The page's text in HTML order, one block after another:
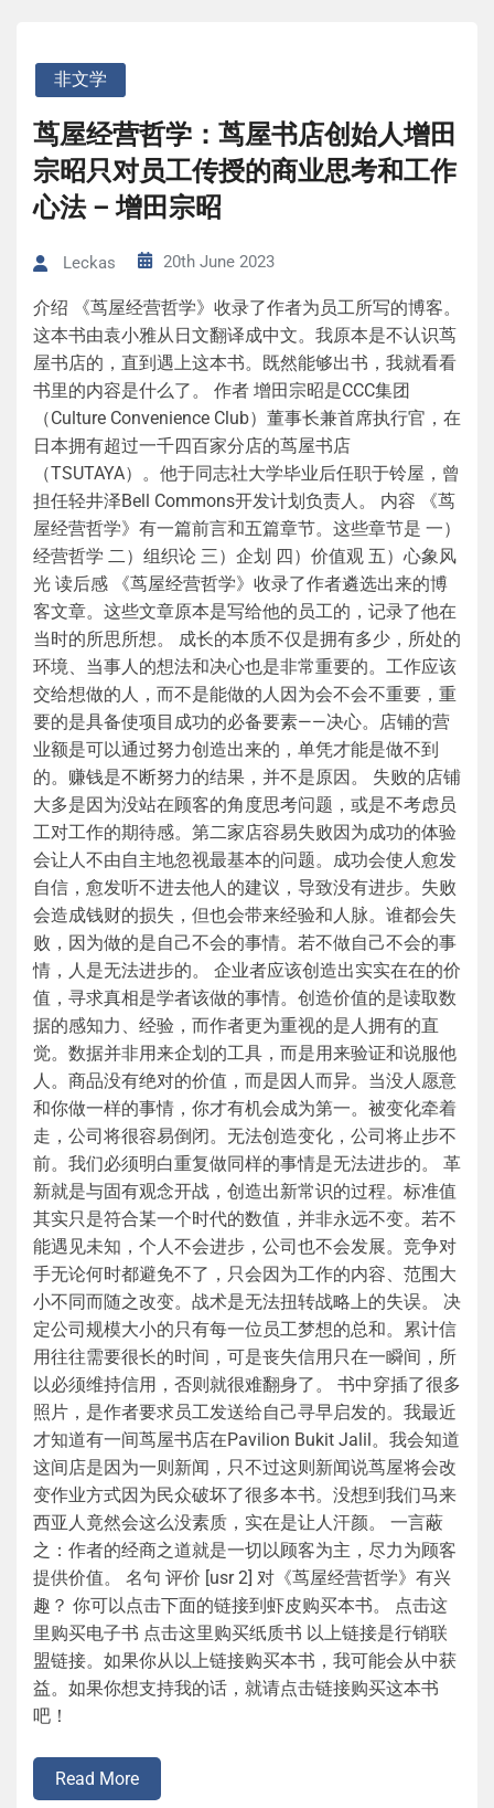
非文学
茑屋经营哲学：茑屋书店创始人增田
宗昭只对员工传授的商业思考和工作
心法 – 增田宗昭
Leckas 20th June 2023
介绍 《茑屋经营哲学》收录了作者为员工所写的博客。
这本书由袁小雅从日文翻译成中文。我原本是不认识茑
屋书店的，直到遇上这本书。既然能够出书，我就看看
书里的内容是什么了。 作者 增田宗昭是CCC集团
（Culture Convenience Club）董事长兼首席执行官，在
日本拥有超过一千四百家分店的茑屋书店
（TSUTAYA）。他于同志社大学毕业后任职于铃屋，曾
担任轻井泽Bell Commons开发计划负责人。 内容 《茑
屋经营哲学》有一篇前言和五篇章节。这些章节是 一）
经营哲学 二）组织论 三）企划 四）价值观 五）心象风
光 读后感 《茑屋经营哲学》收录了作者遴选出来的博
客文章。这些文章原本是写给他的员工的，记录了他在
当时的所思所想。 成长的本质不仅是拥有多少，所处的
环境、当事人的想法和决心也是非常重要的。工作应该
交给想做的人，而不是能做的人因为会不会不重要，重
要的是具备使项目成功的必备要素——决心。店铺的营
业额是可以通过努力创造出来的，单凭才能是做不到
的。赚钱是不断努力的结果，并不是原因。 失败的店铺
大多是因为没站在顾客的角度思考问题，或是不考虑员
工对工作的期待感。第二家店容易失败因为成功的体验
会让人不由自主地忽视最基本的问题。成功会使人愈发
自信，愈发听不进去他人的建议，导致没有进步。失败
会造成钱财的损失，但也会带来经验和人脉。谁都会失
败，因为做的是自己不会的事情。若不做自己不会的事
情，人是无法进步的。 企业者应该创造出实实在在的价
值，寻求真相是学者该做的事情。创造价值的是读取数
据的感知力、经验，而作者更为重视的是人拥有的直
觉。数据并非用来企划的工具，而是用来验证和说服他
人。商品没有绝对的价值，而是因人而异。当没人愿意
和你做一样的事情，你才有机会成为第一。被变化牵着
走，公司将很容易倒闭。无法创造变化，公司将止步不
前。我们必须明白重复做同样的事情是无法进步的。 革
新就是与固有观念开战，创造出新常识的过程。标准值
其实只是符合某一个时代的数值，并非永远不变。若不
能遇见未知，个人不会进步，公司也不会发展。竞争对
手无论何时都避免不了，只会因为工作的内容、范围大
小不同而随之改变。战术是无法扭转战略上的失误。 决
定公司规模大小的只有每一位员工梦想的总和。累计信
用往往需要很长的时间，可是丧失信用只在一瞬间，所
以必须维持信用，否则就很难翻身了。 书中穿插了很多
照片，是作者要求员工发送给自己寻早启发的。我最近
才知道有一间茑屋书店在Pavilion Bukit Jalil。我会知道
这间店是因为一则新闻，只不过这则新闻说茑屋将会改
变作业方式因为民众破坏了很多本书。没想到我们马来
西亚人竟然会这么没素质，实在是让人汗颜。 一言蔽
之：作者的经商之道就是一切以顾客为主，尽力为顾客
提供价值。 名句 评价 [usr 2] 对《茑屋经营哲学》有兴
趣？ 你可以点击下面的链接到虾皮购买本书。 点击这
里购买电子书 点击这里购买纸质书 以上链接是行销联
盟链接。如果你从以上链接购买本书，我可能会从中获
益。如果你想支持我的话，就请点击链接购买这本书
吧！
Read More